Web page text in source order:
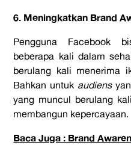
6. Meningkatkan Brand
Pengguna Facebook
beberapa kali dalam
berulang kali menerima
Bahkan untuk audiens
yang muncul berulang
membangun kepercayaan.
Baca Juga : Brand